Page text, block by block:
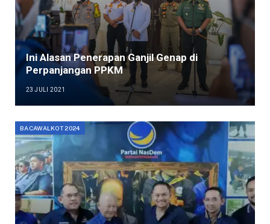
Ini Alasan Penerapan Ganjil Genap di
Perpanjangan PPKM
23 JULI 2021
BACAWALKOT 2024